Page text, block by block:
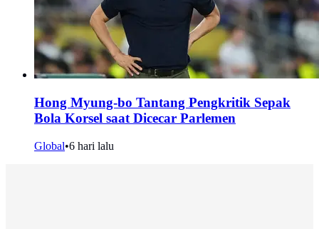
Hong Myung-bo Tantang Pengkritik Sepak
Bola Korsel saat Dicecar Parlemen
Global•6 hari lalu